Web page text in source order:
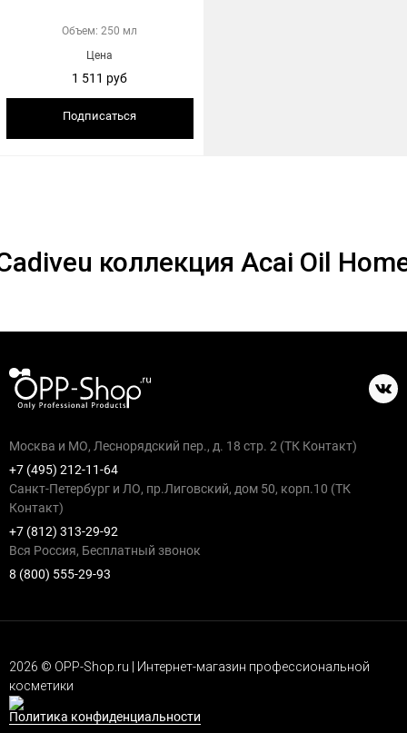
Объем: 250 мл
Цена
1 511 руб
Подписаться
коллекция Acai Oil
Москва и МО, Леснорядский пер., д. 18 стр. 2 (ТК Контакт)
+7 (495) 212-11-64
Санкт-Петербург и ЛО, пр.Лиговский, дом 50, корп.10 (ТК
Контакт)
+7 (812) 313-29-92
Вся Россия, Бесплатный звонок
8 (800) 555-29-93
2026 © OPP-Shop.ru | Интернет-магазин профессиональной
косметики
Политика конфиденциальности